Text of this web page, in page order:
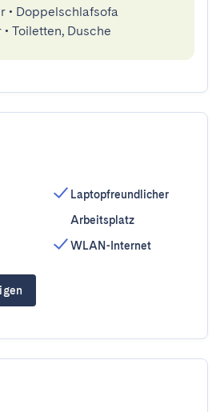
• Doppelschlafsofa
• Toiletten, Dusche
Laptopfreundlicher
Arbeitsplatz
WLAN-Internet